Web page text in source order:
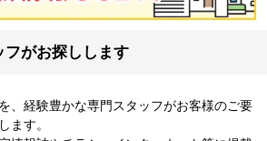
フがお探しします
、経験豊かな専門スタッフがお客様のご要
ます。